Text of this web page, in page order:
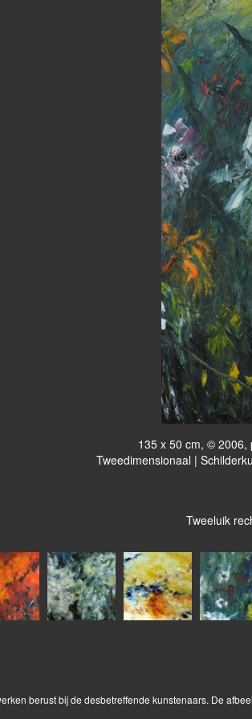
135 x 50 cm, © 2006,
Tweedimensionaal |
Tweeluik
berust bij de desbetreffende kunstenaars. De